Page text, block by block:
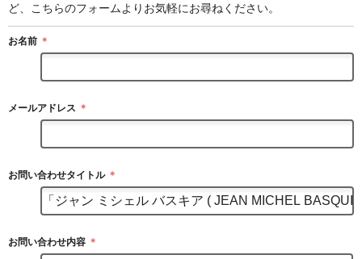
ど、こちらのフォームよりお気軽にお尋ねください。
お名前 ＊
メールアドレス ＊
お問い合わせタイトル ＊
お問い合わせ内容 ＊